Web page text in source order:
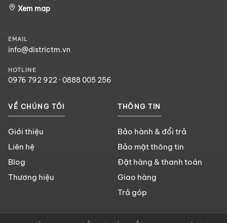
Xem map
EMAIL
info@districtm.vn
HOTLINE
0976 792 922 · 0888 005 256
VỀ CHÚNG TÔI
Giới thiệu
Liên hệ
Blog
Thương hiệu
THÔNG TIN
Bảo hành & đổi trả
Bảo mật thông tin
Đặt hàng & thanh toán
Giao hàng
Trả góp